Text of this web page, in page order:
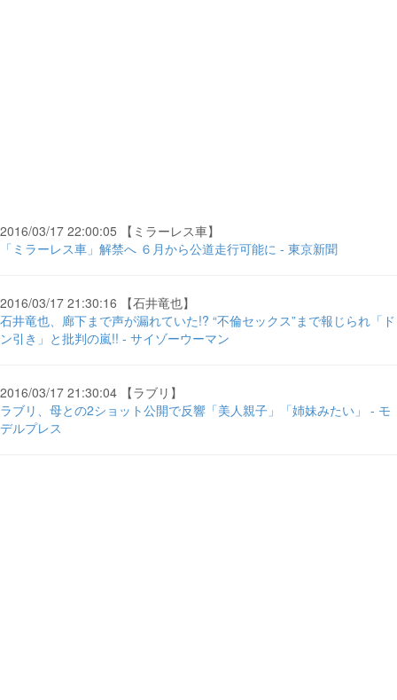
2016/03/17 22:00:05 【ミラーレス車】
「ミラーレス車」解禁へ ６月から公道走行可能に - 東京新聞
2016/03/17 21:30:16 【石井竜也】
石井竜也、廊下まで声が漏れていた!? “不倫セックス”まで報じられ「ド
ン引き」と批判の嵐!! - サイゾーウーマン
2016/03/17 21:30:04 【ラブリ】
ラブリ、母との2ショット公開で反響「美人親子」「姉妹みたい」 - モ
デルプレス